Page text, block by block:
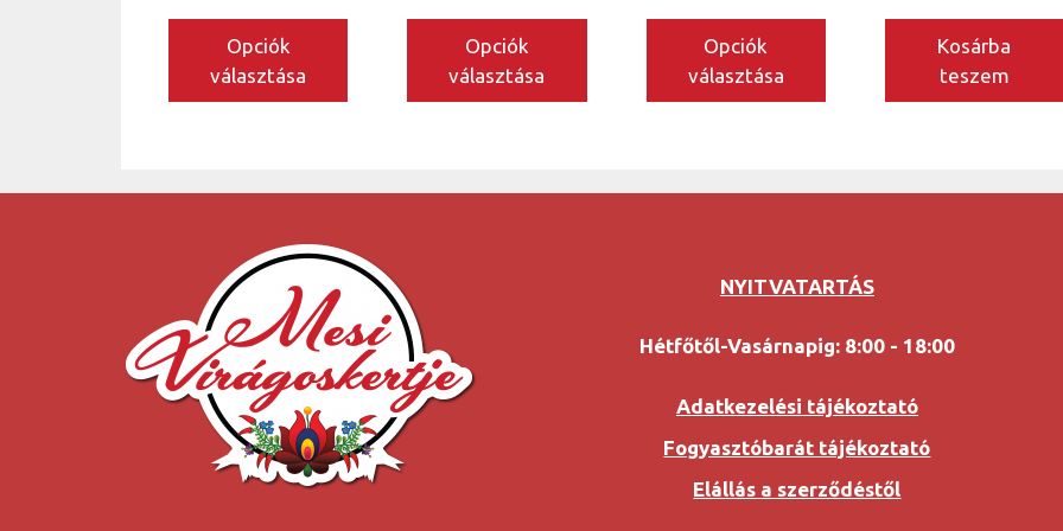
Opciók
választása
Opciók
választása
Opciók
választása
Kosárba
teszem
NYITVATARTÁS
Hétfőtől-Vasárnapig: 8:00 - 18:00
Adatkezelési tájékoztató
Fogyasztóbarát tájékoztató
Elállás a szerződéstől